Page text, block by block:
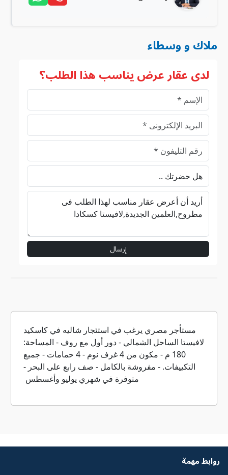
ملاك و وسطاء
لدى عقار عرض يناسب هذا الطلب؟
إرسال
مستأجر مصري يرغب في استئجار شاليه في كاسكيد
لافيستا الساحل الشمالي - دور أول مع روف - المساحة:
180 م - مكون من 4 غرف نوم - 4 حمامات - جميع
التكييفات. - مفروشة بالكامل - صف رابع على البحر -
متوفرة في شهري يوليو وأغسطس
روابط مهمة